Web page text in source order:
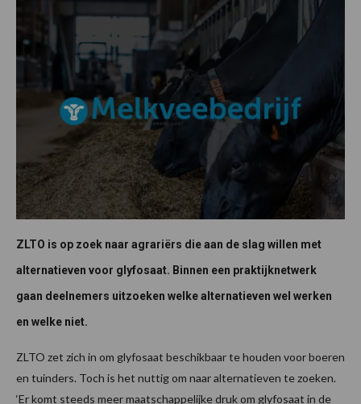
ZLTO is op zoek naar agrariërs die aan de slag willen met
alternatieven voor glyfosaat. Binnen een praktijknetwerk
gaan deelnemers uitzoeken welke alternatieven wel werken
en welke niet.
ZLTO zet zich in om glyfosaat beschikbaar te houden voor boeren
en tuinders. Toch is het nuttig om naar alternatieven te zoeken.
‘Er komt steeds meer maatschappelijke druk om glyfosaat in de